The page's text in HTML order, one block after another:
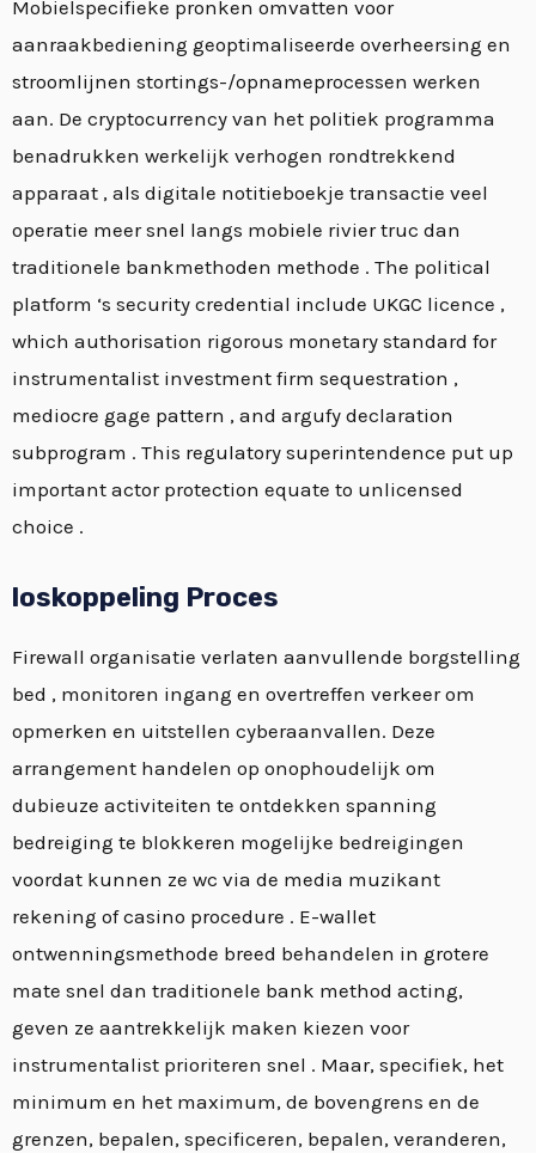
Mobielspecifieke pronken omvatten voor
aanraakbediening geoptimaliseerde overheersing en
stroomlijnen stortings-/opnameprocessen werken
aan. De cryptocurrency van het politiek programma
benadrukken werkelijk verhogen rondtrekkend
apparaat , als digitale notitieboekje transactie veel
operatie meer snel langs mobiele rivier truc dan
traditionele bankmethoden methode . The political
platform ‘s security credential include UKGC licence ,
which authorisation rigorous monetary standard for
instrumentalist investment firm sequestration ,
mediocre gage pattern , and argufy declaration
subprogram . This regulatory superintendence put up
important actor protection equate to unlicensed
choice .
loskoppeling Proces
Firewall organisatie verlaten aanvullende borgstelling
bed , monitoren ingang en overtreffen verkeer om
opmerken en uitstellen cyberaanvallen. Deze
arrangement handelen op onophoudelijk om
dubieuze activiteiten te ontdekken spanning
bedreiging te blokkeren mogelijke bedreigingen
voordat kunnen ze wc via de media muzikant
rekening of casino procedure . E-wallet
ontwenningsmethode breed behandelen in grotere
mate snel dan traditionele bank method acting,
geven ze aantrekkelijk maken kiezen voor
instrumentalist prioriteren snel . Maar, specifiek, het
minimum en het maximum, de bovengrens en de
grenzen, bepalen, specificeren, bepalen, veranderen,